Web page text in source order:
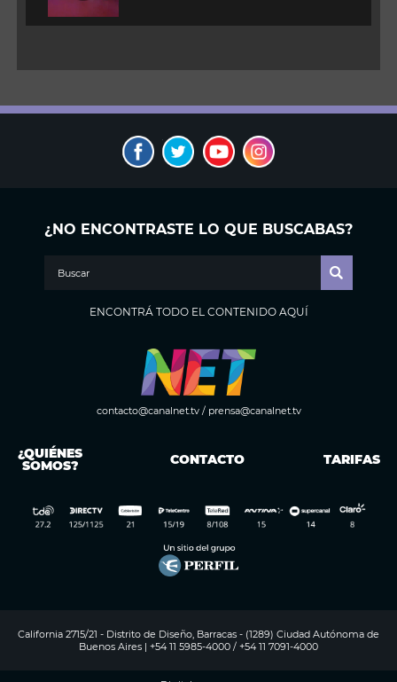
¿NO ENCONTRASTE LO QUE BUSCABAS?
ENCONTRÁ TODO EL CONTENIDO AQUÍ
contacto@canalnet.tv/ prensa@canalnet.tv
¿QUIÉNES
SOMOS? CONTACTO TARIFAS
California 2715/21 - Distrito de Diseño, Barracas - (1289) Ciudad Autónoma de
Buenos Aires | +54 11 5985-4000 / +54 11 7091-4000